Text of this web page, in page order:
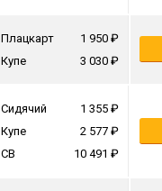
Плацкарт
1 950
Купе
3 030
Сидячий
1 355
Купе
2 577
СВ
10 491